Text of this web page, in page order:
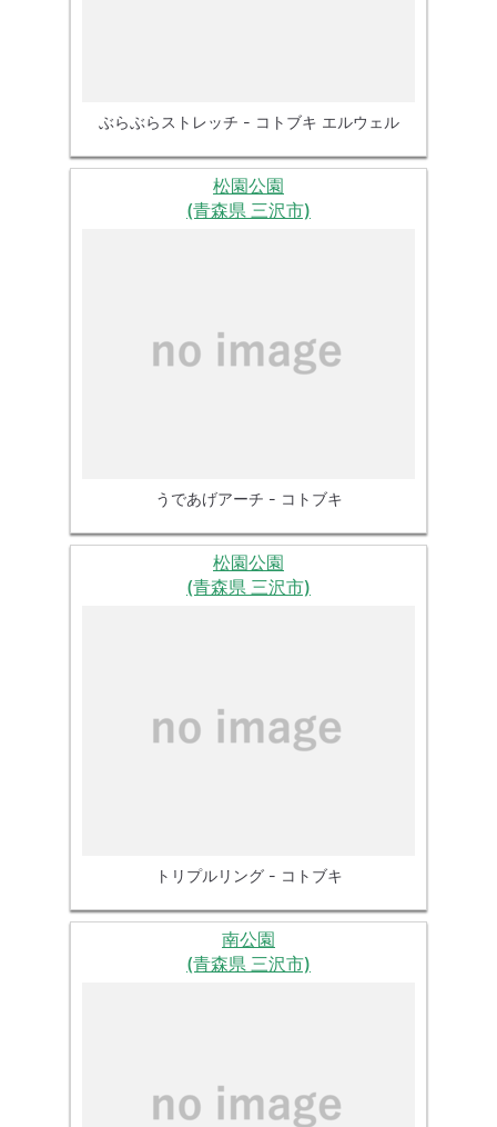
ぶらぶらストレッチ - コトブキ エルウェル
松園公園
(青森県 三沢市)
うであげアーチ - コトブキ
松園公園
(青森県 三沢市)
トリプルリング - コトブキ
南公園
(青森県 三沢市)